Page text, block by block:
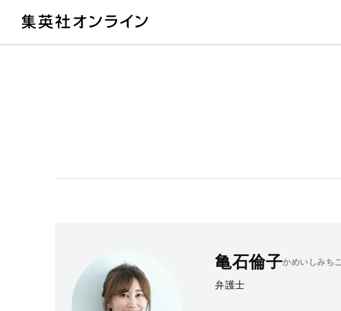
亀石倫子かめいしみちこ
弁護士